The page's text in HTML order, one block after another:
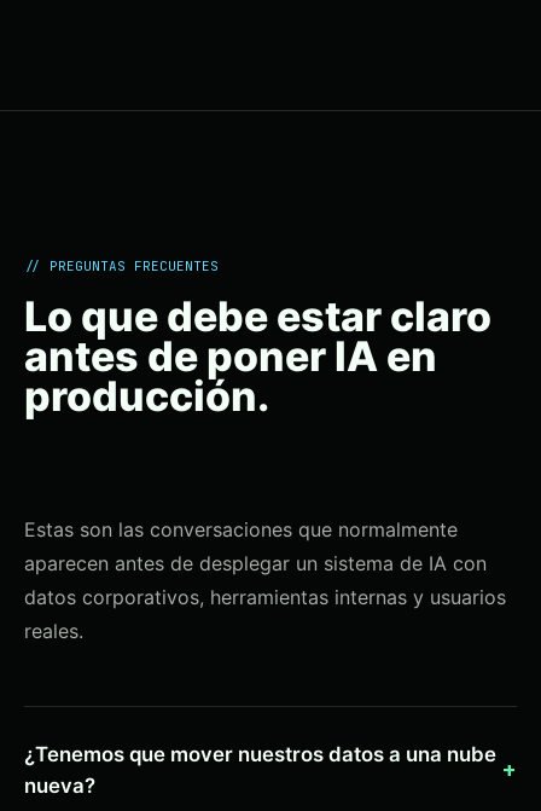
// PREGUNTAS FRECUENTES
Lo que debe estar claro
antes de poner IA en
producción.
Estas son las conversaciones que normalmente
aparecen antes de desplegar un sistema de IA con
datos corporativos, herramientas internas y usuarios
reales.
¿Tenemos que mover nuestros datos a una nube
nueva?
+